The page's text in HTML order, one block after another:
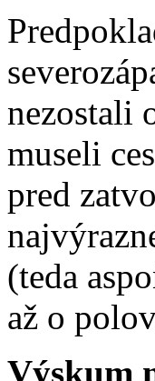
nezostali
museli
pred
(teda
až o
Výskum